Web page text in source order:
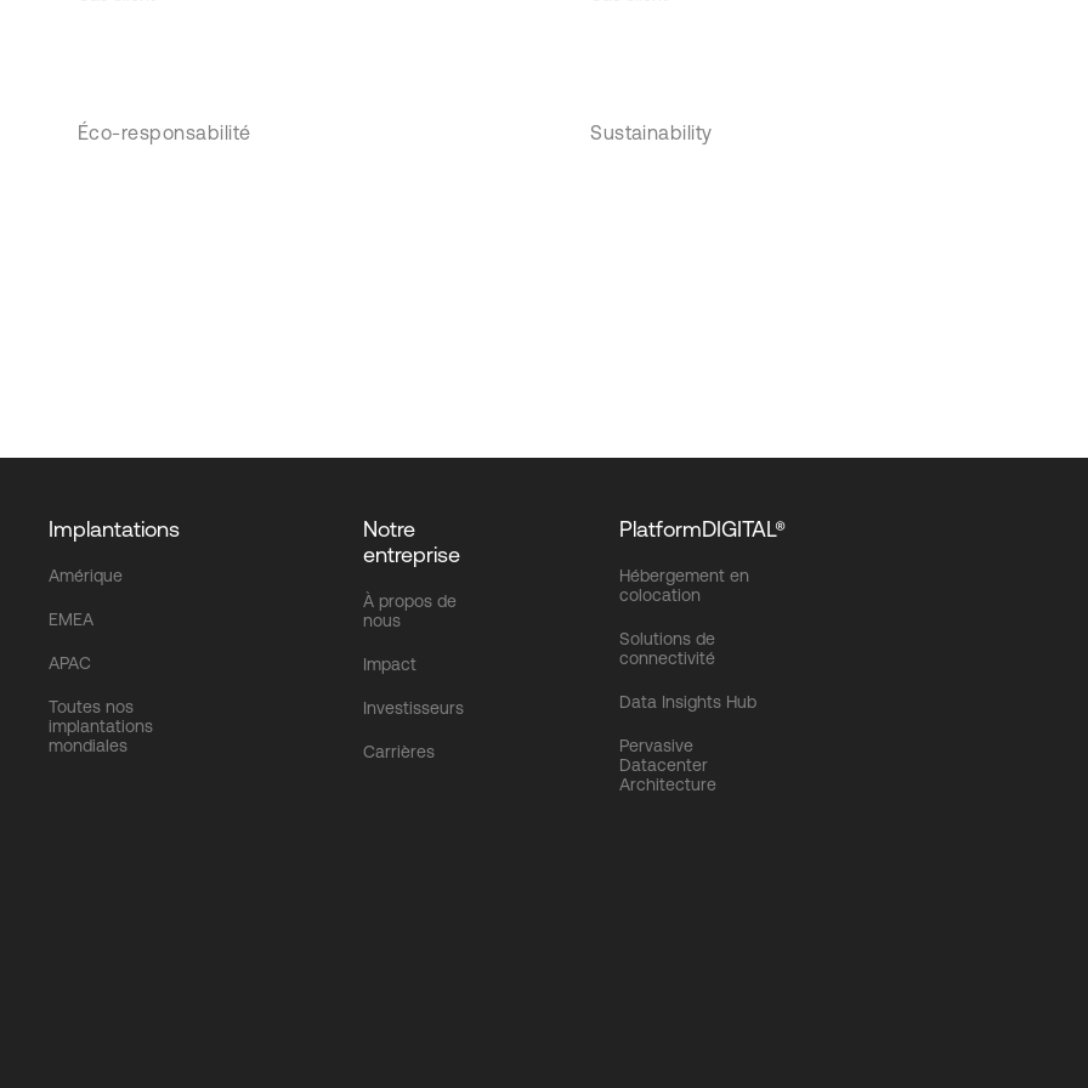
Éco-responsabilité Sustainability
Implantations
Amérique
EMEA
APAC
Toutes nos
implantations
mondiales
Notre
entreprise
À propos de
nous
Impact
Investisseurs
Carrières
PlatformDIGITAL®
Hébergement en
colocation
Solutions de
connectivité
Data Insights Hub
Pervasive
Datacenter
Architecture